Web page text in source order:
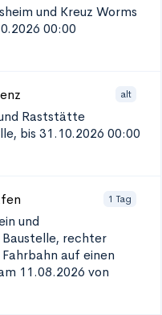
und Kreuz Worms
00:00
alt
Raststätte
bis 31.10.2026 00:00
1 Tag
und
Baustelle, rechter
auf einen
11.08.2026 von